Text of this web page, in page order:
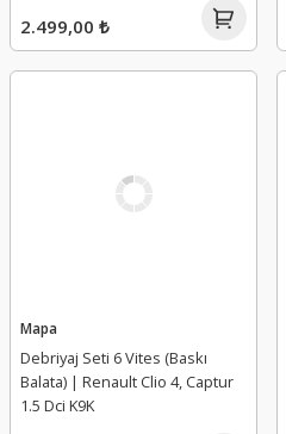
2.499,00 ₺
Mapa
Debriyaj Seti 6 Vites (Baskı
Balata) | Renault Clio 4, Captur
1.5 Dci K9K